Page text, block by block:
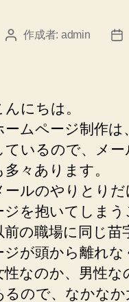
投
作成者: admin
投
んにちは。
ームページ制作
ているので、メ
多々あります。
ールのやりとり
ジを抱いてしま
前の職場に同じ
ジが頭から離れな
性なのか、男性な
るので、なかなか